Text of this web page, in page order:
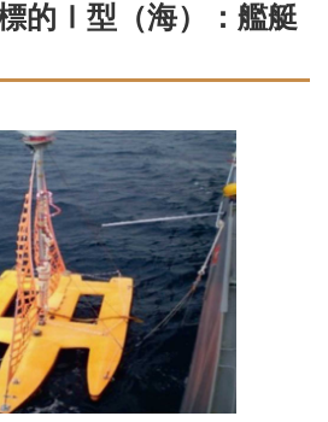
的Ⅰ型（海）：艦艇